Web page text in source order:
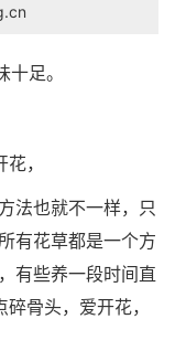
足。
，
法也就不一样，只
有花草都是一个方
有些养一段时间直
骨头，爱开花，